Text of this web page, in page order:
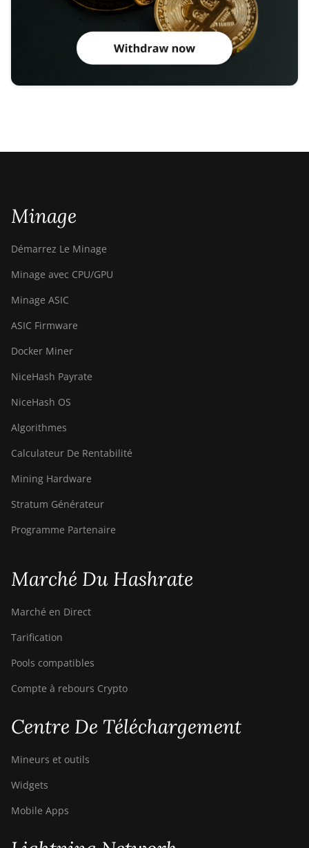
Minage
Démarrez Le Minage
Minage avec CPU/GPU
Minage ASIC
ASIC Firmware
Docker Miner
NiceHash Payrate
NiceHash OS
Algorithmes
Calculateur De Rentabilité
Mining Hardware
Stratum Générateur
Programme Partenaire
Marché Du Hashrate
Marché en Direct
Tarification
Pools compatibles
Compte à rebours Crypto
Centre De Téléchargement
Mineurs et outils
Widgets
Mobile Apps